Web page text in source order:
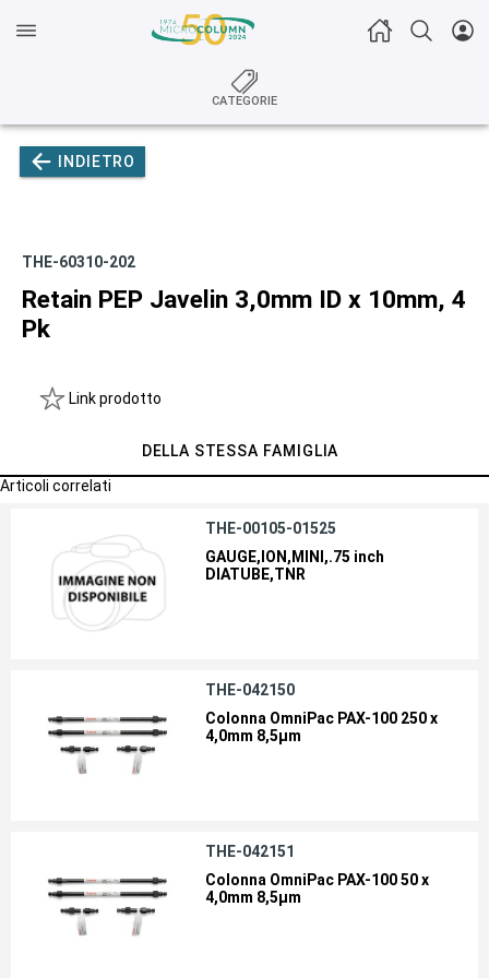
CATEGORIE
INDIETRO
THE-60310-202
Retain PEP Javelin 3,0mm ID x 10mm, 4
Pk
Link prodotto
DELLA STESSA FAMIGLIA
Articoli correlati
THE-00105-01525
GAUGE,ION,MINI,.75 inch
DIATUBE,TNR
THE-042150
Colonna OmniPac PAX-100 250 x
4,0mm 8,5µm
THE-042151
Colonna OmniPac PAX-100 50 x
4,0mm 8,5µm